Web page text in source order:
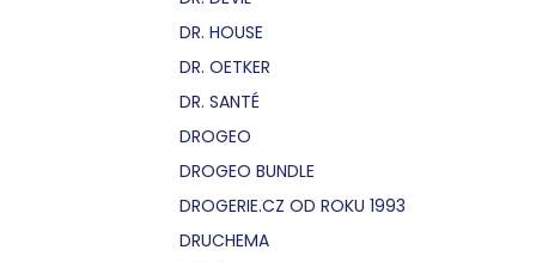
DR. HOUSE
DR. OETKER
DR. SANTÉ
DROGEO
DROGEO BUNDLE
DROGERIE.CZ OD ROKU 1993
DRUCHEMA